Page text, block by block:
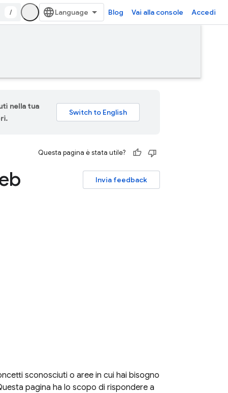
/ Blog Vai alla console Accedi
nella tua
Questa pagina è stata utile?
Invia feedback
sconosciuti o aree in cui hai bisogno
pagina ha lo scopo di rispondere a